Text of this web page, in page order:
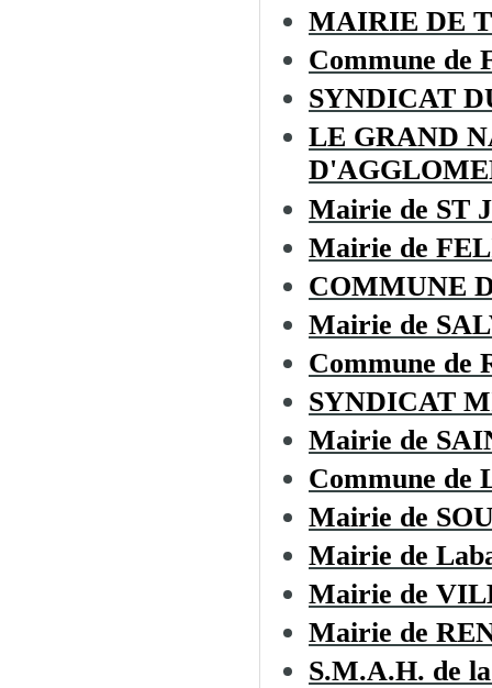
MAIRIE DE
Commune de
SYNDICAT
LE GRAND
Mairie de ST
Mairie de
COMMUNE
Mairie de
Commune de
SYNDICAT
Mairie de
Commune de
Mairie de
Mairie de
Mairie de
Mairie de
S.M.A.H. de